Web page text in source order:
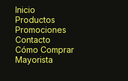
Inicio
Productos
Promociones
Contacto
Cómo Comprar
Mayorista